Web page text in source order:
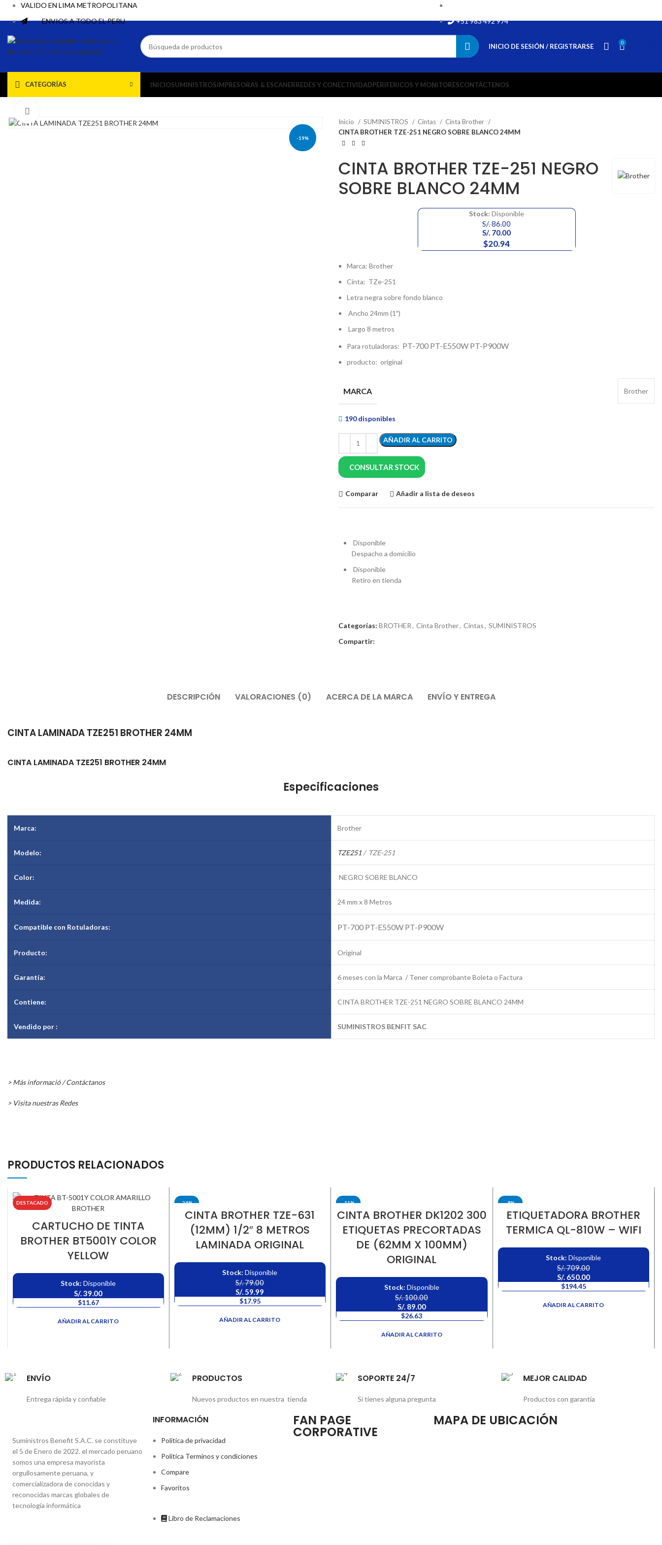
VALIDO EN LIMA METROPOLITANA
ENVIOS A TODO EL PERU
+51 983 492 974
INICIO DE SESIÓN / REGISTRARSE 0
CATEGORÍAS INICIOSUMINISTROSIMPRESORAS & ESCANERREDES Y CONECTIVIDADPERIFERICOS Y MONITORESCONTÁCTENOS
-19%
Inicio
SUMINISTROS Cintas
Cinta Brother
CINTA BROTHER TZE-251 NEGRO SOBRE BLANCO 24MM
CINTA BROTHER TZE-251 NEGRO
SOBRE BLANCO 24MM
Stock: Disponible
S/.86.00
S/. 70.00
$20.94
Marca: Brother
Cinta: TZe-251
Letra negra sobre fondo blanco
Ancho 24mm (1″)
Largo 8 metros
Para rotuladoras: PT-700 PT-E550W PT-P900W
producto: original
MARCA Brother
190 disponibles
AÑADIR AL CARRITO
CONSULTAR STOCK
Comparar Añadir a lista de deseos
Disponible
Despacho a domicilio
Disponible
Retiro en tienda
Categorías: BROTHER, Cinta Brother, Cintas, SUMINISTROS
Compartir:
DESCRIPCIÓN VALORACIONES (0) ACERCA DE LA MARCA ENVÍO Y ENTREGA
CINTA LAMINADA TZE251 BROTHER 24MM
CINTA LAMINADA TZE251 BROTHER 24MM
Especificaciones
Marca: Brother
Modelo: TZE251 / TZE-251
Color: NEGRO SOBRE BLANCO
Medida: 24 mm x 8 Metros
Compatible con Rotuladoras: PT-700 PT-E550W PT-P900W
Producto: Original
Garantía: 6 meses con la Marca / Tener comprobante Boleta o Factura
Contiene: CINTA BROTHER TZE-251 NEGRO SOBRE BLANCO 24MM
Vendido por : SUMINISTROS BENFIT SAC
> Más informació / Contáctanos
> Visita nuestras Redes
PRODUCTOS RELACIONADOS
DESTACADO
CARTUCHO DE TINTA
BROTHER BT5001Y COLOR
YELLOW
Stock:Disponible
S/. 39.00
$11.67
AÑADIR AL CARRITO
-24%
CINTA BROTHER TZE-631
(12MM) 1/2″ 8 METROS
LAMINADA ORIGINAL
Stock:Disponible
S/.79.00
S/. 59.99
$17.95
AÑADIR AL CARRITO
-11%
CINTA BROTHER DK1202 300
ETIQUETAS PRECORTADAS
DE (62MM X 100MM)
ORIGINAL
Stock: Disponible
S/.100.00
S/. 89.00
$26.63
AÑADIR AL CARRITO
-8%
DESTACADO
ETIQUETADORA BROTHER
TERMICA QL-810W – WIFI
Stock:Disponible
S/.709.00
S/. 650.00
$194.45
AÑADIR AL CARRITO
ENVÍO
Entrega rápida y confiable
PRODUCTOS
Nuevos productos en nuestra tienda
SOPORTE 24/7
Si tienes alguna pregunta
MEJOR CALIDAD
Productos con garantía
Suministros Benefit S.A.C. se constituye
el 5 de Enero de 2022. el mercado peruano
somos una empresa mayorista
orgullosamente peruana, y
comercializadora de conocidas y
reconocidas marcas globales de
tecnología informática
INFORMACIÓN
Política de privacidad
Política Terminos y condiciones
Compare
Favoritos
Libro de Reclamaciones
FAN PAGE
CORPORATIVE
MAPA DE UBICACIÓN